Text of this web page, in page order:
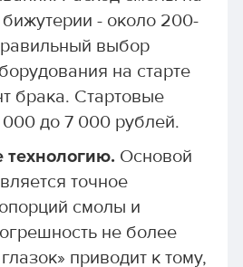
- около 200-
выбор
на старте
брака. Стартовые
до 7 000 рублей.
Основой
точное
смолы и
не более
приводит к тому,